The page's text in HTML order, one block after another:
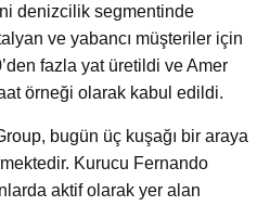
denizcilik segmentinde
ve yabancı müşteriler için
fazla yat üretildi ve Amer
örneği olarak kabul edildi.
bugün üç kuşağı bir araya
Kurucu Fernando
aktif olarak yer alan